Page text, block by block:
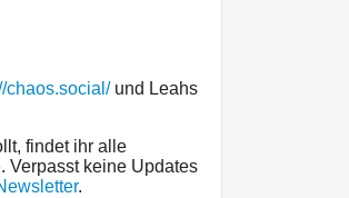
chaos.social/und Leahs
findet ihr alle
. Verpasst keine Updates
.